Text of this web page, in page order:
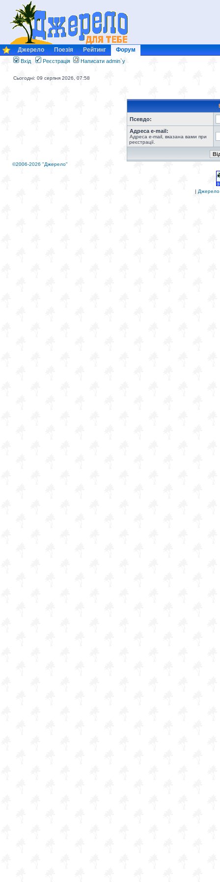
Джерело Поезія Рейтинг Форум
Вхід Реєстрація Написати admin`у
Сьогодні: 09 серпня 2026, 07:58
Псевдо:
Адреса e-mail:
Адреса e-mail, вказана вами при
реєстрації.
©2006-2026 "Джерело"
| Джерело